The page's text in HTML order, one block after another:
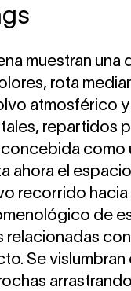
muestran una
rota
atmosférico
repartidos
concebida como
ahora el
recorrido hacia
de
con
Se vislumbran